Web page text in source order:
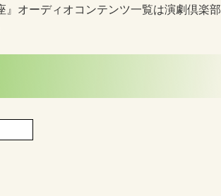
』オーディオコンテンツ一覧は演劇倶楽部